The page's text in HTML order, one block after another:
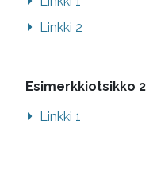
Linkki 2
Esimerkkiotsikko 2
Linkki 1